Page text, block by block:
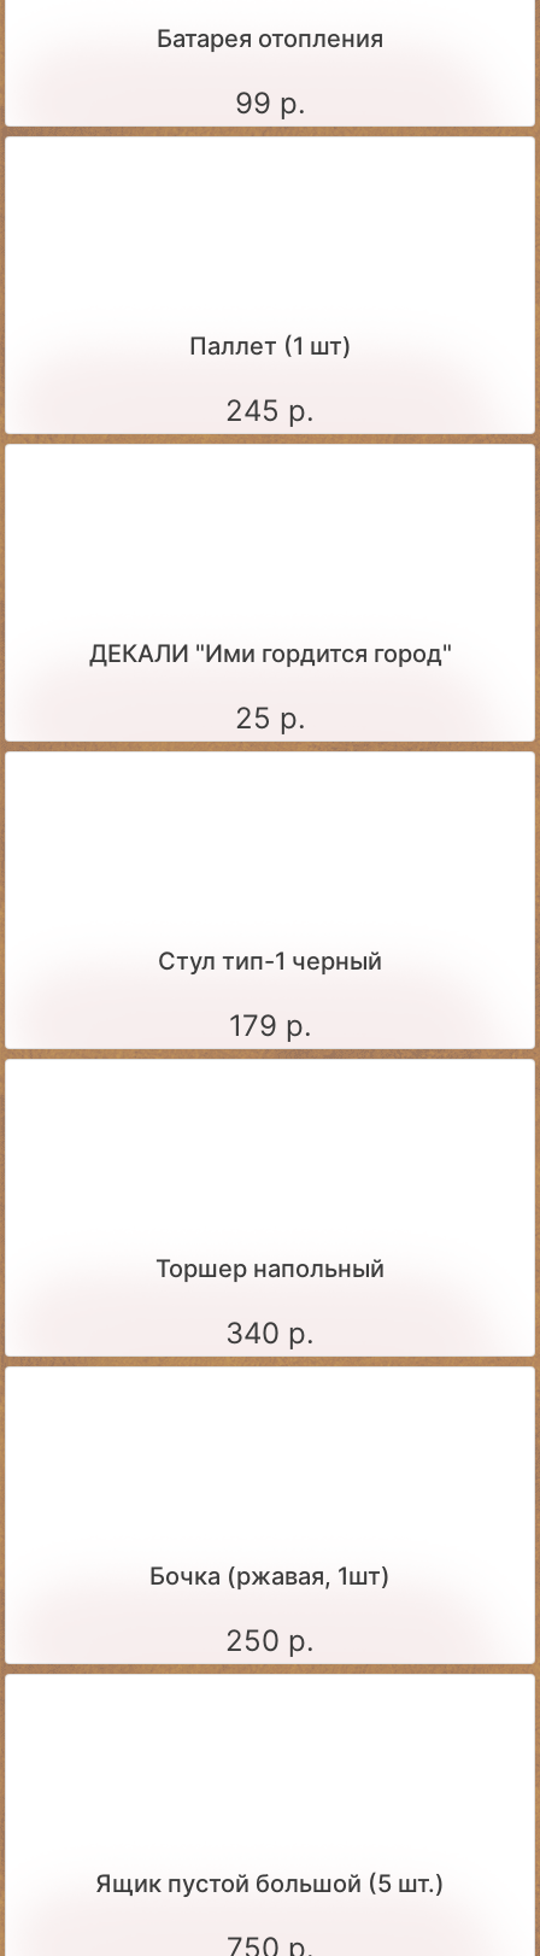
Батарея отопления
99 р.
Паллет (1 шт)
245 р.
ДЕКАЛИ "Ими гордится город"
25 р.
Стул тип-1 черный
179 р.
Торшер напольный
340 р.
Бочка (ржавая, 1шт)
250 р.
Ящик пустой большой (5 шт.)
750 р.